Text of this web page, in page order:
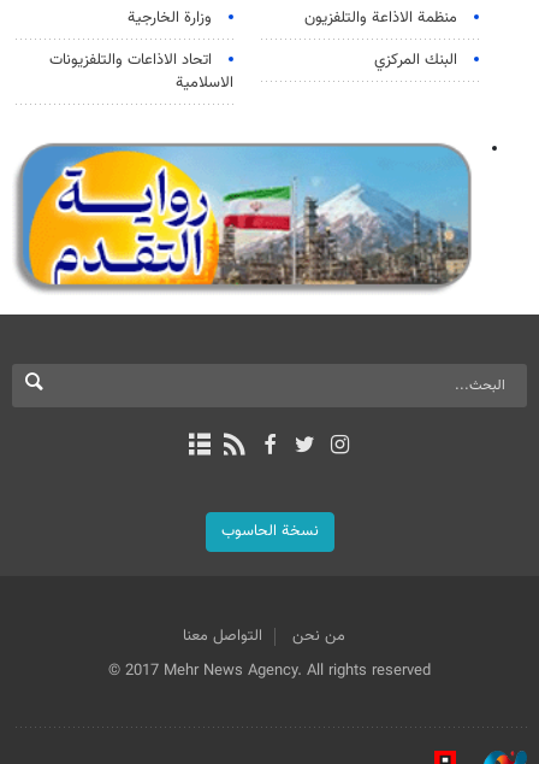
منظمة الاذاعة والتلفزیون
وزارة الخارجية
البنك المركزي
اتحاد الاذاعات والتلفزيونات
الاسلامية
نسخة الحاسوب
من نحن
التواصل معنا
© 2017 Mehr News Agency. All rights reserved